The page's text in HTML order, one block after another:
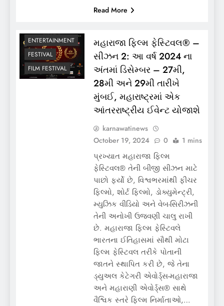
Read More
ENTERTAINMENT
FESTIVAL
FILM FESTIVAL
મહારાજા ફિલ્મ ફેસ્ટિવલ®️ –
સીઝન 2: આ વર્ષ 2024 ના
અંતમાં ડિસેમ્બર – 27મી,
28મી અને 29મી તારીખે
મુંબઈ, મહારાષ્ટ્રમાં એક
આંતરરાષ્ટ્રીય ઈવેન્ટ યોજાશે
karnawatinews
October 19, 2024
0 1 mins
પ્રખ્યાત મહારાજા ફિલ્મ
ફેસ્ટિવલ®️ તેની બીજી સીઝન માટે
પાછો ફર્યો છે, વિશ્વભરમાંથી ફીચર
ફિલ્મો, શોર્ટ ફિલ્મો, ડોક્યુમેન્ટ્રી,
મ્યુઝિક વીડિયો અને વેબ-સિરીઝની
તેની અનોખી ઉજવણી ચાલુ રાખી
છે. મહારાજા ફિલ્મ ફેસ્ટિવલે
ભારતના ઈતિહાસમાં સૌથી મોટા
ફિલ્મ ફેસ્ટિવલ તરીકે પોતાની
જાતને સ્થાપિત કરી છે, જે તેના
ડ્યુઅલ કેટેગરી એવોર્ડ્સ-મહારાજા
અને મહારાણી એવોર્ડ્સ®️ સાથે
વૈશ્વિક સ્તરે ફિલ્મ નિર્માતાઓ,…